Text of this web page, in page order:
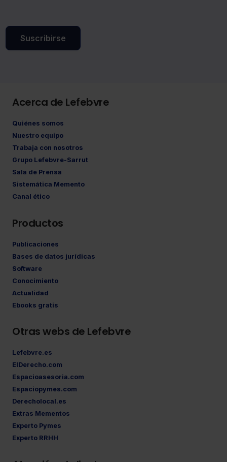
Suscribirse
Acerca de Lefebvre
Quiénes somos
Nuestro equipo
Trabaja con nosotros
Grupo Lefebvre-Sarrut
Sala de Prensa
Sistemática Memento
Canal ético
Productos
Publicaciones
Bases de datos jurídicas
Software
Conocimiento
Actualidad
Ebooks gratis
Otras webs de Lefebvre
Lefebvre.es
ElDerecho.com
Espacioasesoria.com
Espaciopymes.com
Derecholocal.es
Extras Mementos
Experto Pymes
Experto RRHH